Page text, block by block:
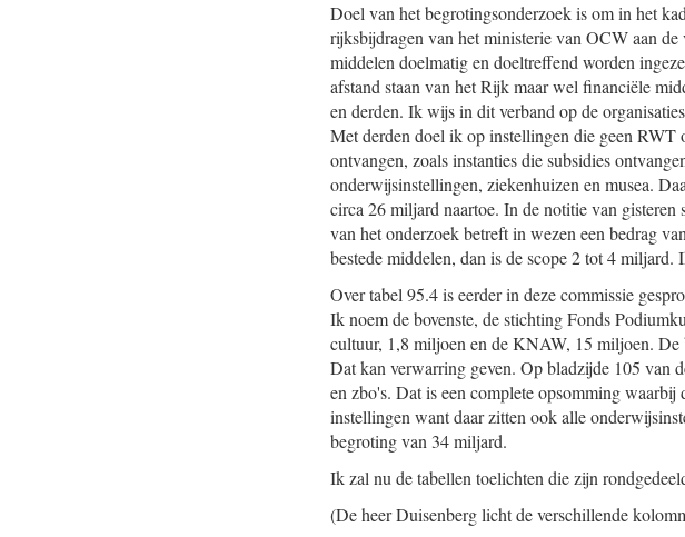
Doel van het begrotingsonderzoek is om in het
rijksbijdragen van het ministerie van OCW aan
middelen doelmatig en doeltreffend worden
afstand staan van het Rijk maar wel financiële
en derden. Ik wijs in dit verband op de
Met derden doel ik op instellingen die geen
ontvangen, zoals instanties die subsidies
onderwijsinstellingen, ziekenhuizen en musea.
circa 26 miljard naartoe. In de notitie van
van het onderzoek betreft in wezen een bedrag
bestede middelen, dan is de scope 2 tot 4 miljard.
Over tabel 95.4 is eerder in deze commissie
Ik noem de bovenste, de stichting Fonds
cultuur, 1,8 miljoen en de KNAW, 15 miljoen. De
Dat kan verwarring geven. Op bladzijde 105 van
en zbo's. Dat is een complete opsomming
instellingen want daar zitten ook alle
begroting van 34 miljard.
Ik zal nu de tabellen toelichten die zijn
(De heer Duisenberg licht de verschillende